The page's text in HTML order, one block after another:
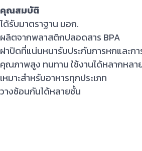
คุณสมบัติ
ได้รับมาตราฐาน มอก.
ผลิตจากพลาสติกปลอดสาร BPA
ฝาปิดที่แน่นหนารับประกันการหกและกา
คุณภาพสูง ทนทาน ใช้งานได้หลากหลา
เหมาะสำหรับอาหารทุกประเภท
วางซ้อนกันได้หลายชั้น